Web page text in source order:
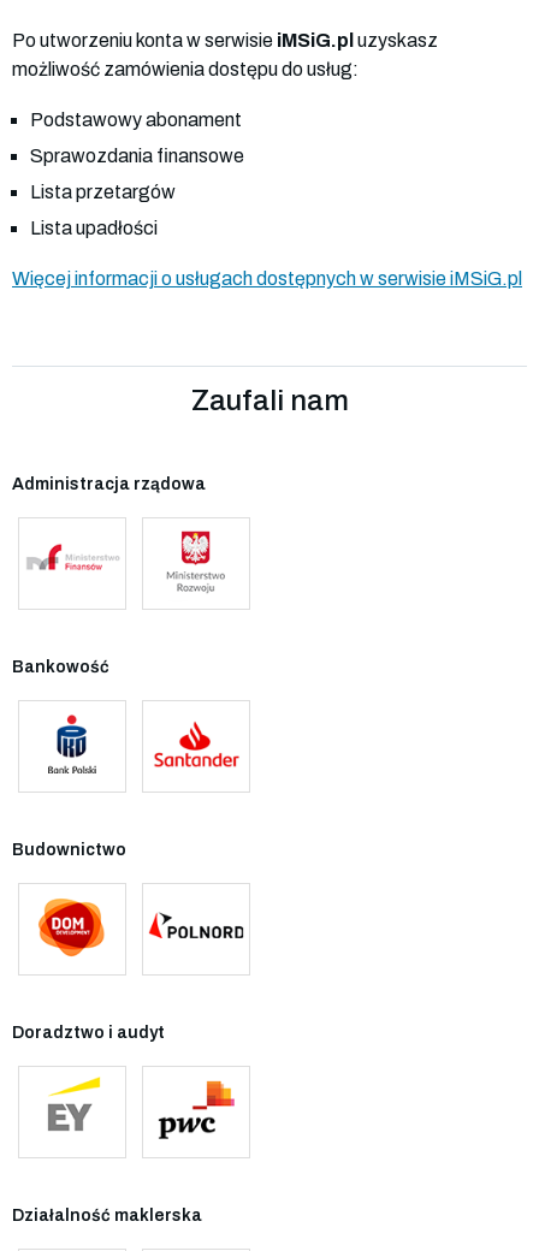
Po utworzeniu konta w serwisie iMSiG.pl uzyskasz
możliwość zamówienia dostępu do usług:
Podstawowy abonament
Sprawozdania finansowe
Lista przetargów
Lista upadłości
Więcej informacji o usługach dostępnych w serwisie iMSiG.pl
Zaufali nam
Administracja rządowa
Bankowość
Budownictwo
Doradztwo i audyt
Działalność maklerska